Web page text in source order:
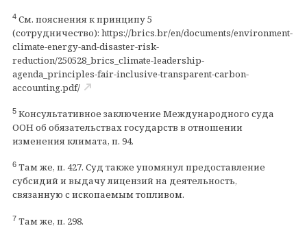
4 См. пояснения к принципу 5
(сотрудничество): https://brics.br/en/documents/environment-
climate-energy-and-disaster-risk-
reduction/250528_brics_climate-leadership-
agenda_principles-fair-inclusive-transparent-carbon-
accounting.pdf/
5 Консультативное заключение Международного суда
ООН об обязательствах государств в отношении
изменения климата, п. 94.
6 Там же, п. 427. Суд также упомянул предоставление
субсидий и выдачу лицензий на деятельность,
связанную с ископаемым топливом.
7 Там же, п. 298.